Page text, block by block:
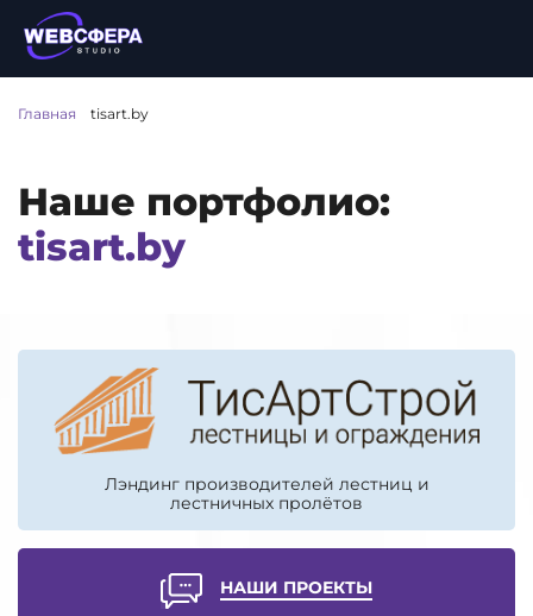
Главная tisart.by
Наше портфолио:
tisart.by
Лэндинг производителей лестниц и
лестничных пролётов
НАШИ ПРОЕКТЫ